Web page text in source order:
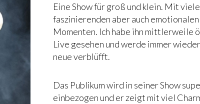
Eine Show für groß und klein. Mit
faszinierenden aber auch emotionalen
Momenten. Ich habe ihn mittlerweile
Live gesehen und werde immer
neue verblüfft.
Das Publikum wird in seiner Show
einbezogen und er zeigt mit viel